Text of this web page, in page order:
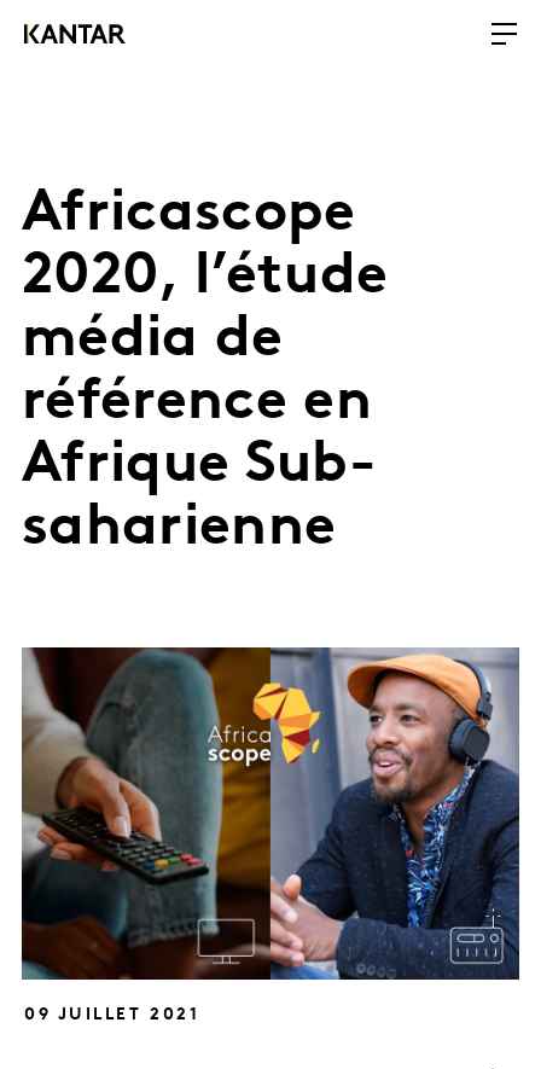
Africascope
2020, l’étude
média de
référence en
Afrique Sub-
saharienne
09 JUILLET 2021